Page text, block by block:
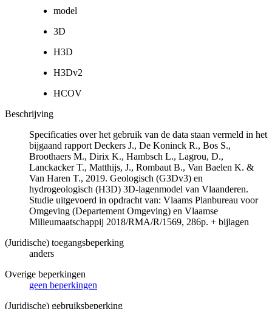
model
3D
H3D
H3Dv2
HCOV
Beschrijving
Specificaties over het gebruik van de data staan vermeld in het
bijgaand rapport Deckers J., De Koninck R., Bos S.,
Broothaers M., Dirix K., Hambsch L., Lagrou, D.,
Lanckacker T., Matthijs, J., Rombaut B., Van Baelen K. &
Van Haren T., 2019. Geologisch (G3Dv3) en
hydrogeologisch (H3D) 3D-lagenmodel van Vlaanderen.
Studie uitgevoerd in opdracht van: Vlaams Planbureau voor
Omgeving (Departement Omgeving) en Vlaamse
Milieumaatschappij 2018/RMA/R/1569, 286p. + bijlagen
(Juridische) toegangsbeperking
anders
Overige beperkingen
geen beperkingen
(Juridische) gebruiksbeperking